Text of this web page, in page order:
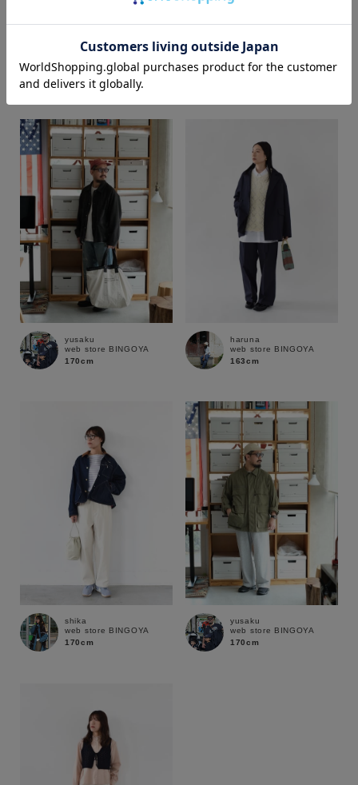
価格
商品タイプ
通常商品 予約商品
セール価格 WEB限定
在庫
web store BINGOYA
170cm
web store BINGOYA
yusaku
web store BINGOYA
170cm
haruna
web store BINGOYA
163cm
shika
web store BINGOYA
170cm
yusaku
web store BINGOYA
170cm